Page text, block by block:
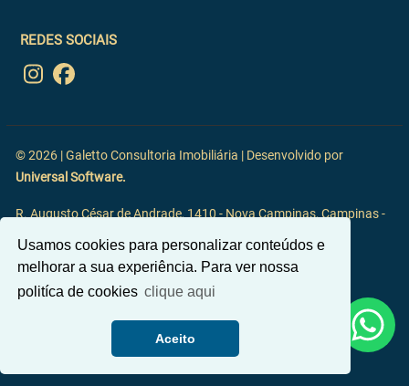
Usamos cookies para personalizar conteúdos e
melhorar a sua experiência. Para ver nossa
politíca de cookies clique aqui
Aceito
REDES SOCIAIS
© 2026 | Galetto Consultoria Imobiliária | Desenvolvido por
Universal Software.
R. Augusto César de Andrade, 1410 - Nova Campinas, Campinas -
SP, 13092-117